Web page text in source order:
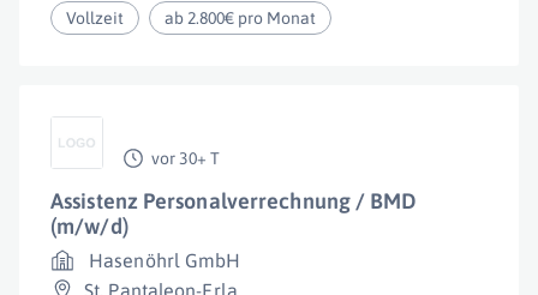
Vollzeit ab 2.800€ pro Monat
vor 30+ T
Assistenz Personalverrechnung / BMD
(m/w/d)
Hasenöhrl GmbH
St. Pantaleon-Erla